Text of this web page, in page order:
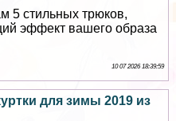
5 стильных трюков,
эффект вашего образа
10 07 2026 18:39:59
для зимы 2019 из